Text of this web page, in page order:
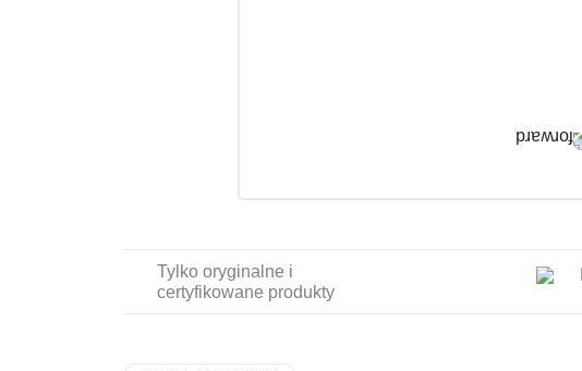
Tylko oryginalne i
certyfikowane produkty